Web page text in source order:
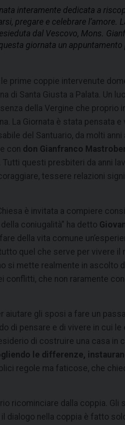
interamente dedicata a
pregare e celebrare l’amore.
dal Vescovo, Mons.
giornata un
prime coppie intervenute
di Santa Giusta a Palata. Un
della Vergine che proprio
La Giornata è stata pensata e
del Santuario, da molti
con don Gianfranco
. Tutti questi presbiteri da anni
tessere relazioni
è invitata a compiere
coniugalità” ha detto
della vita comune
quel che serve per vivere il
mette realmente in ascolto
che non raramente
aiutare gli sposi a fare un
di pensare e di vivere in cui
di costruire una casa in
le differenze,
regole ma faticose, che
ricominciare dalla coppia. Gli
dialogo nella coppia è fatto